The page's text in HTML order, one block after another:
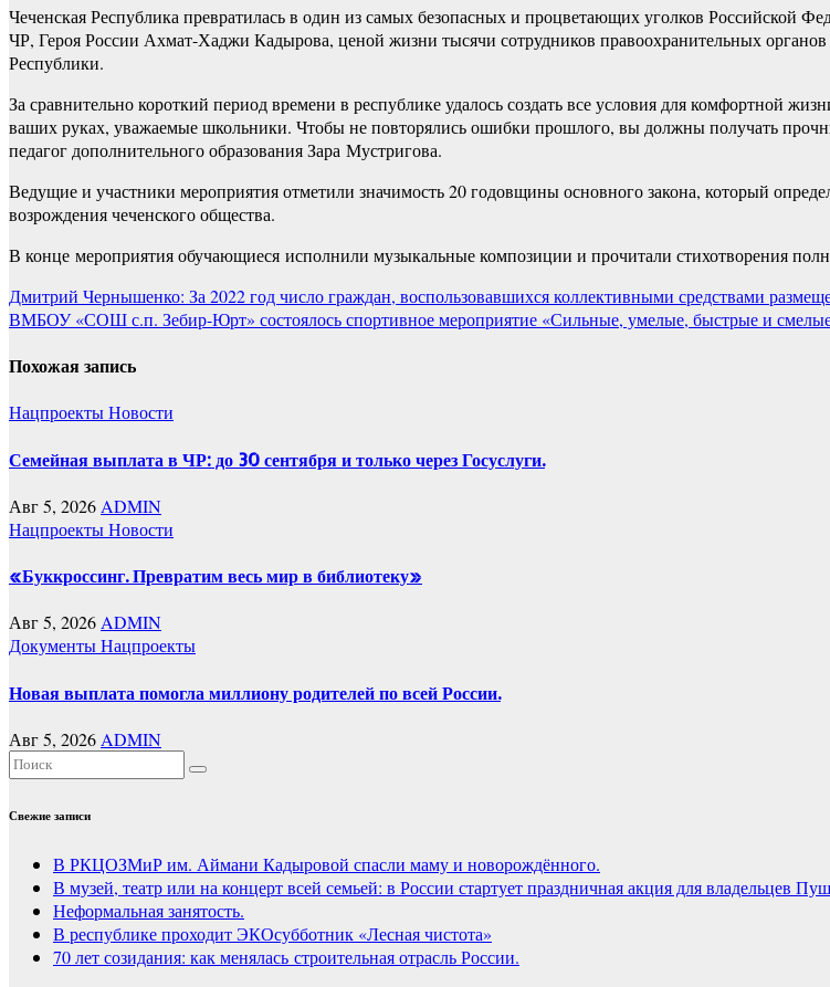
Чеченская Республика превратилась в один из самых безопасных и процветающих уголков Российской
ЧР, Героя России Ахмат-Хаджи Кадырова, ценой жизни тысячи сотрудников правоохранительных
Республики.
За сравнительно короткий период времени в республике удалось создать все условия для комфортной
ваших руках, уважаемые школьники. Чтобы не повторялись ошибки прошлого, вы должны получать
педагог дополнительного образования Зара Мустригова.
Ведущие и участники мероприятия отметили значимость 20 годовщины основного закона, который
возрождения чеченского общества.
В конце мероприятия обучающиеся исполнили музыкальные композиции и прочитали стихотворения
Навигация
по
записям
Дмитрий Чернышенко: За 2022 год число граждан, воспользовавшихся коллективными средствами
ВМБОУ «СОШ с.п. Зебир-Юрт» состоялось спортивное мероприятие «Сильные, умелые, быстрые и
Похожая запись
НацпроектыНовости
Семейная выплата в ЧР: до 30 сентября и только через Госуслуги.
Авг 5, 2026 ADMIN
НацпроектыНовости
«Буккроссинг. Превратим весь мир в библиотеку»
Авг 5, 2026ADMIN
ДокументыНацпроекты
Новая выплата помогла миллиону родителей по всей России.
Авг 5, 2026 ADMIN
Свежие записи
В РКЦОЗМиР им. Аймани Кадыровой спасли маму и новорождённого.
В музей, театр или на концерт всей семьей: в России стартует праздничная акция для владельцев
Неформальная занятость.
В республике проходит ЭКОсубботник «Лесная чистота»
70 лет созидания: как менялась строительная отрасль России.